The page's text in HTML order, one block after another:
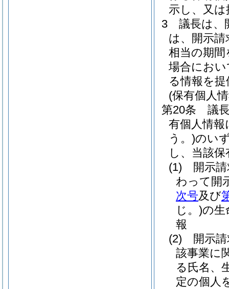
示し、又
3
議長は、
は、開示
相当の期
場合にお
る情報を
(保有個人
第20条
議
有個人情報
う。)のい
し、当該
(1)
開示
わって開
次号及び
じ。)の生
報
(2)
開示
該事業に
る氏名、
定の個人